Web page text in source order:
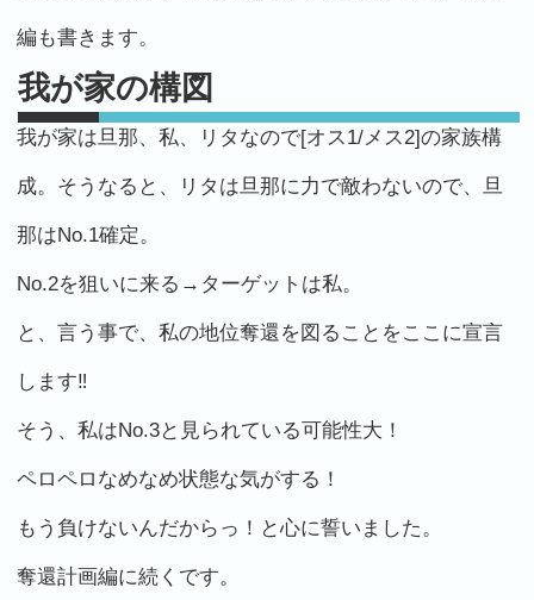
編も書きます。
我が家の構図
我が家は旦那、私、リタなので[オス1/メス2]の家族構
成。そうなると、リタは旦那に力で敵わないので、旦
那はNo.1確定。
No.2を狙いに来る→ターゲットは私。
と、言う事で、私の地位奪還を図ることをここに宣言
します‼︎
そう、私はNo.3と見られている可能性大！
ペロペロなめなめ状態な気がする！
もう負けないんだからっ！と心に誓いました。
奪還計画編に続くです。